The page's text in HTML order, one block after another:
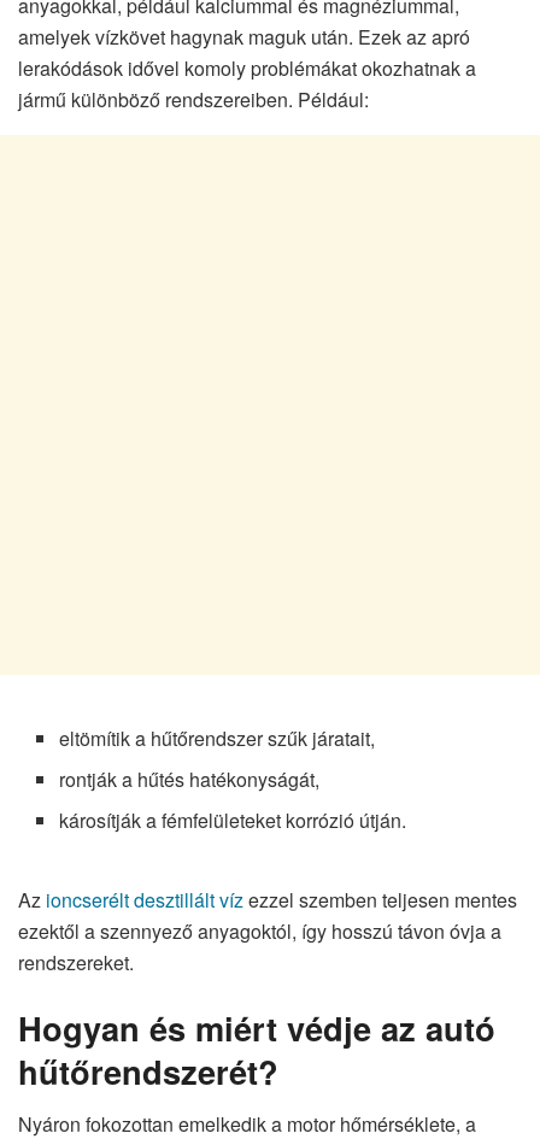
anyagokkal, például kalciummal és magnéziummal,
amelyek vízkövet hagynak maguk után. Ezek az apró
lerakódások idővel komoly problémákat okozhatnak a
jármű különböző rendszereiben. Például:
eltömítik a hűtőrendszer szűk járatait,
rontják a hűtés hatékonyságát,
károsítják a fémfelületeket korrózió útján.
Az ioncserélt desztillált vízezzel szemben teljesen mentes
ezektől a szennyező anyagoktól, így hosszú távon óvja a
rendszereket.
Hogyan és miért védje az autó
hűtőrendszerét?
Nyáron fokozottan emelkedik a motor hőmérséklete, a